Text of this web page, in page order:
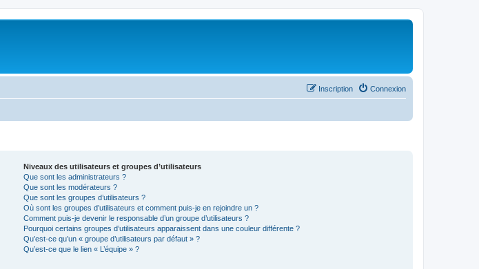
Connexion
Inscription
Niveaux des utilisateurs et groupes d’utilisateurs
Que sont les administrateurs ?
Que sont les modérateurs ?
Que sont les groupes d’utilisateurs ?
Où sont les groupes d’utilisateurs et comment puis-je en rejoindre un ?
Comment puis-je devenir le responsable d’un groupe d’utilisateurs ?
Pourquoi certains groupes d’utilisateurs apparaissent dans une couleur différente ?
Qu’est-ce qu’un « groupe d’utilisateurs par défaut » ?
Qu’est-ce que le lien « L’équipe » ?